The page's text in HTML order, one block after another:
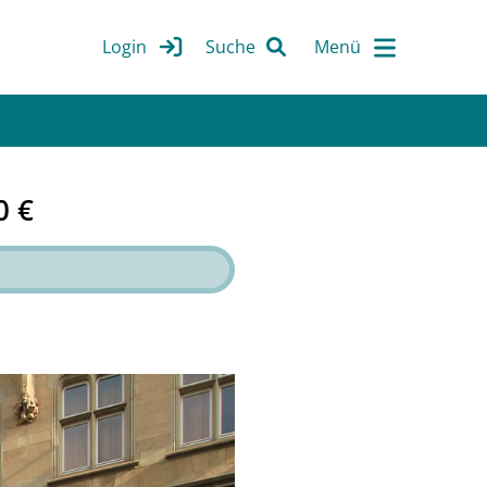
Login Suche
€